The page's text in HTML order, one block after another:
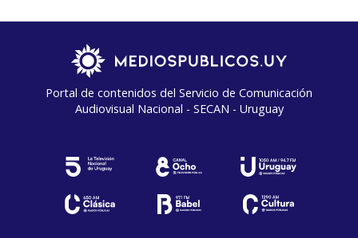
Portal de contenidos del Servicio de Comunicación
Audiovisual Nacional - SECAN - Uruguay